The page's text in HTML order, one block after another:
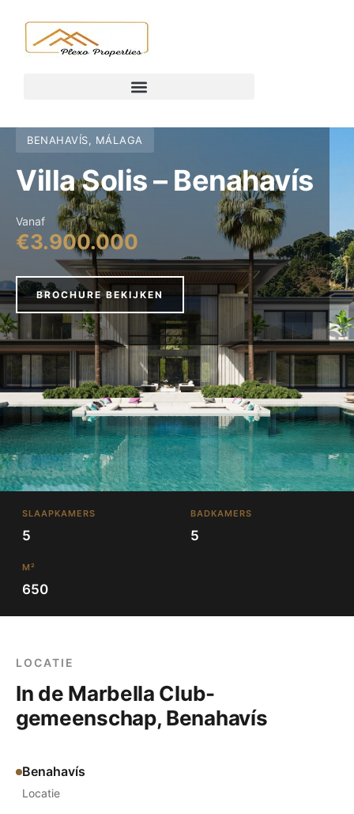
BENAHAVÍS, MÁLAGA
Villa Solis – Benahavís
Vanaf
€3.900.000
BROCHURE BEKIJKEN
SLAAPKAMERS
5
BADKAMERS
5
M²
650
LOCATIE
In de Marbella Club-
gemeenschap, Benahavís
Benahavís
Locatie